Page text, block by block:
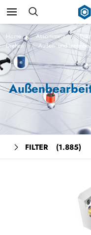
Home Assortiment
Drehen
Außen- und
FILTER (1.885)